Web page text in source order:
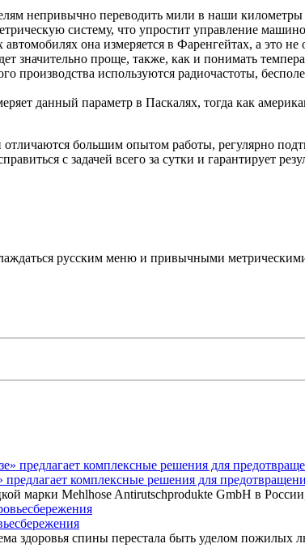
непривычно переводить мили в наши
систему, что упростит управление
она измеряется в Фаренгейтах, а это
значительно проще, также, как и понимать
производства используются радиочастоты,
данный параметр в Паскалях, тогда как
большим опытом работы, регулярно
с задачей всего за сутки и гарантирует
русским меню и привычными
комплексные решения для
марки Mehlhose Antirutschprodukte GmbH в
здоровья спины перестала быть уделом пожилых